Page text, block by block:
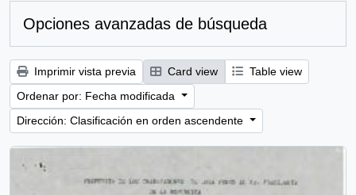
Opciones avanzadas de búsqueda
Imprimir vista previa Card view
Table view
Ordenar por: Fecha modificada
Dirección: Clasificación en orden ascendente